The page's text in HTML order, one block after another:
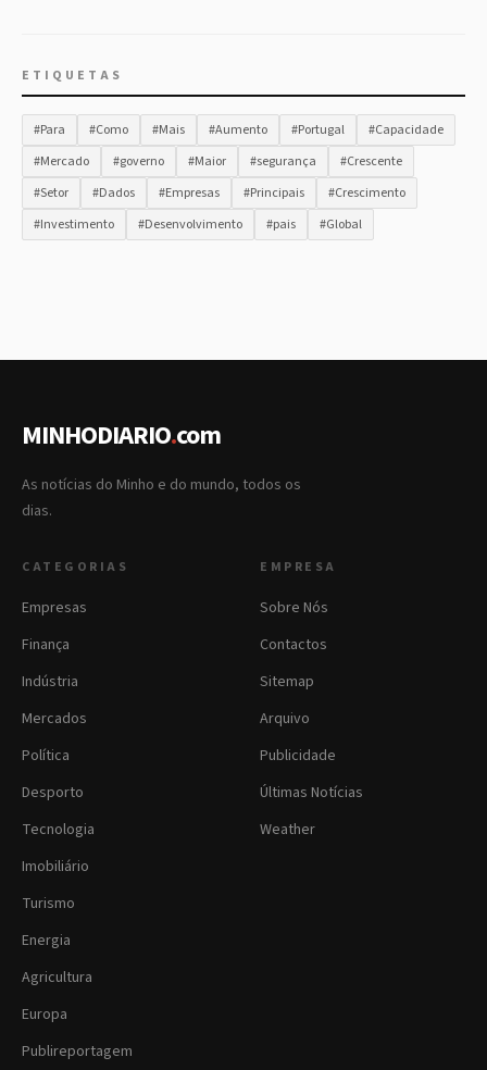
ETIQUETAS
#Para #Como #Mais #Aumento #Portugal
#Capacidade
#Mercado
#governo #Maior #segurança
#Crescente
#Setor
#Dados #Empresas #Principais
#Crescimento
#Investimento
#Desenvolvimento #pais #Global
MINHODIARIO.com
As notícias do Minho e do mundo, todos os
dias.
CATEGORIAS
Empresas
Finança
Indústria
Mercados
Política
Desporto
Tecnologia
Imobiliário
Turismo
Energia
Agricultura
Europa
Publireportagem
EMPRESA
Sobre Nós
Contactos
Sitemap
Arquivo
Publicidade
Últimas Notícias
Weather